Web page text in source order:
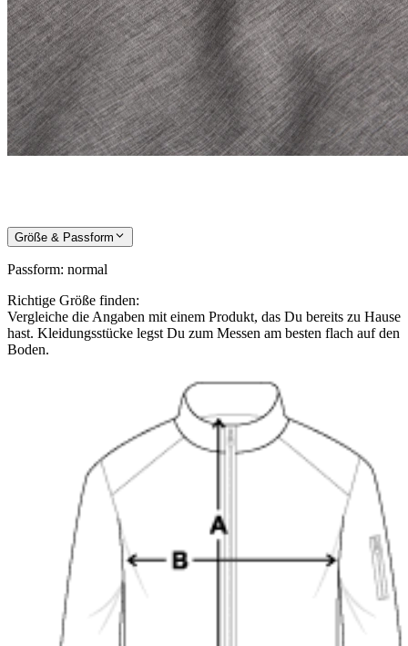
Größe & Passform
Passform: normal
Richtige Größe finden:
Vergleiche die Angaben mit einem Produkt, das Du bereits zu Hause
hast. Kleidungsstücke legst Du zum Messen am besten flach auf den
Boden.